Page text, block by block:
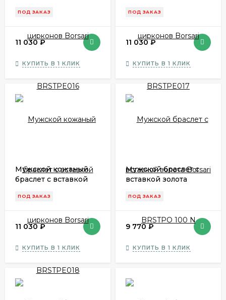
BRSTPE016
ПОД ЗАКАЗ
11 030₽
КУПИТЬ В 1 КЛИК
BRSTPE017
ПОД ЗАКАЗ
11 030₽
КУПИТЬ В 1 КЛИК
Мужской кожаный
браслет с вставкой
BRSTPE018
ПОД ЗАКАЗ
11 030₽
КУПИТЬ В 1 КЛИК
Мужской браслет с
вставкой золота
ПОД ЗАКАЗ
9 770₽
КУПИТЬ В 1 КЛИК